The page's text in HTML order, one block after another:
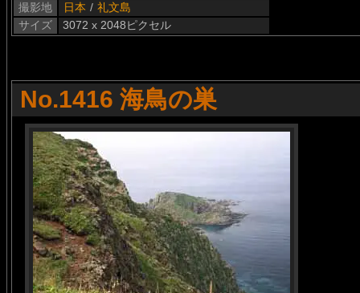
撮影地
日本 / 礼文島
サイズ
3072 x 2048ピクセル
No.1416 海鳥の巣